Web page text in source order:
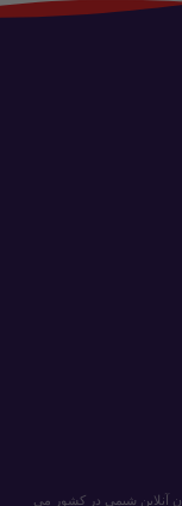
آنلاین شیمی در کشور می